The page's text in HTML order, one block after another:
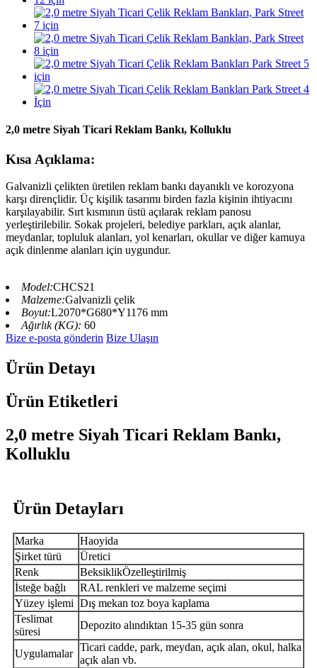
2,0 metre Siyah Ticari Reklam Bankı, Kolluklu
Kısa Açıklama:
Galvanizli çelikten üretilen reklam bankı dayanıklı ve korozyona
karşı dirençlidir. Üç kişilik tasarımı birden fazla kişinin ihtiyacını
karşılayabilir. Sırt kısmının üstü açılarak reklam panosu
yerleştirilebilir. Sokak projeleri, belediye parkları, açık alanlar,
meydanlar, topluluk alanları, yol kenarları, okullar ve diğer kamuya
açık dinlenme alanları için uygundur.
Model:CHCS21
Malzeme:Galvanizli çelik
Boyut:L2070*G680*Y1176 mm
Ağırlık (KG): 60
Bize e-posta gönderin Bize Ulaşın
Ürün Detayı
Ürün Etiketleri
2,0 metre Siyah Ticari Reklam Bankı,
Kolluklu
Ürün Detayları
Marka
Haoyida
Şirket türü
Üretici
Renk
BeksiklikÖzelleştirilmiş
İsteğe bağlı
RAL renkleri ve malzeme seçimi
Yüzey işlemi Dış mekan toz boya kaplama
Teslimat
süresi
Depozito alındıktan 15-35 gün sonra
Uygulamalar
Ticari cadde, park, meydan, açık alan, okul, halka
açık alan vb.